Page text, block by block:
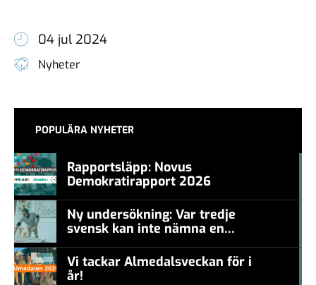
04 jul 2024
Nyheter
POPULÄRA NYHETER
Rapportsläpp: Novus
Demokratirapport 2026
Ny undersökning: Var tredje
svensk kan inte nämna en
levande konstnär
Vi tackar Almedalsveckan för i
år!